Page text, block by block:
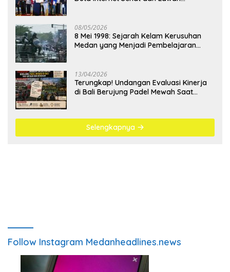
08/05/2026
8 Mei 1998: Sejarah Kelam Kerusuhan
Medan yang Menjadi Pembelajaran
13/04/2026
Terungkap! Undangan Evaluasi Kinerja
di Bali Berujung Padel Mewah Saat
Selengkapnya
Follow Instagram Medanheadlines.news